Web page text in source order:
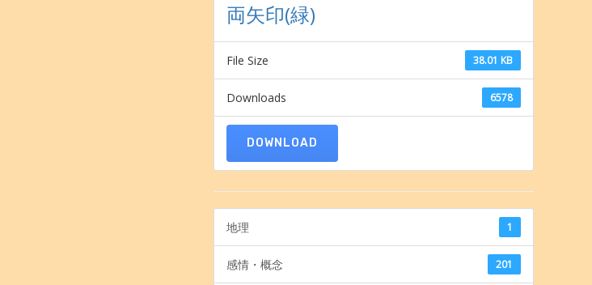
両矢印(緑)
File Size 38.01 KB
Downloads 6578
DOWNLOAD
地理 1
感情・概念 201